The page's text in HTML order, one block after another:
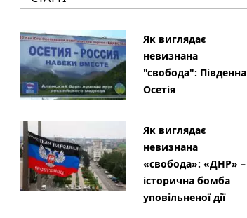
Як виглядає
невизнана
"свобода": Південна
Осетія
Як виглядає
невизнана
«свобода»: «ДНР» –
історична бомба
уповільненої дії